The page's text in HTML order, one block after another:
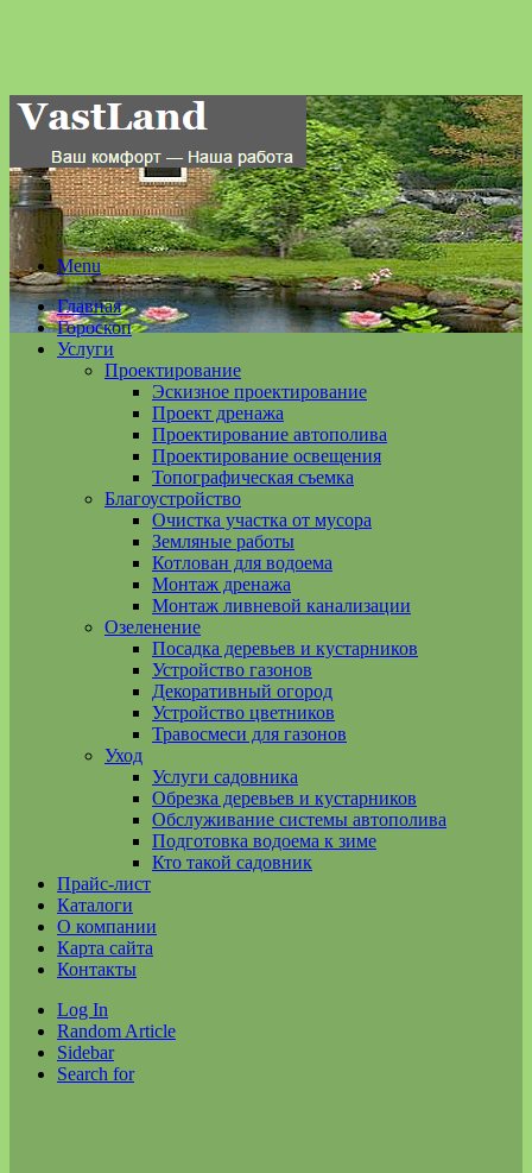
Menu
Главная
Гороскоп
Услуги
Проектирование
Эскизное проектирование
Проект дренажа
Проектирование автополива
Проектирование освещения
Топографическая съемка
Благоустройство
Очистка участка от мусора
Земляные работы
Котлован для водоема
Монтаж дренажа
Монтаж ливневой канализации
Озеленение
Посадка деревьев и кустарников
Устройство газонов
Декоративный огород
Устройство цветников
Травосмеси для газонов
Уход
Услуги садовника
Обрезка деревьев и кустарников
Обслуживание системы автополива
Подготовка водоема к зиме
Кто такой садовник
Прайс-лист
Каталоги
О компании
Карта сайта
Контакты
Log In
Random Article
Sidebar
Search for